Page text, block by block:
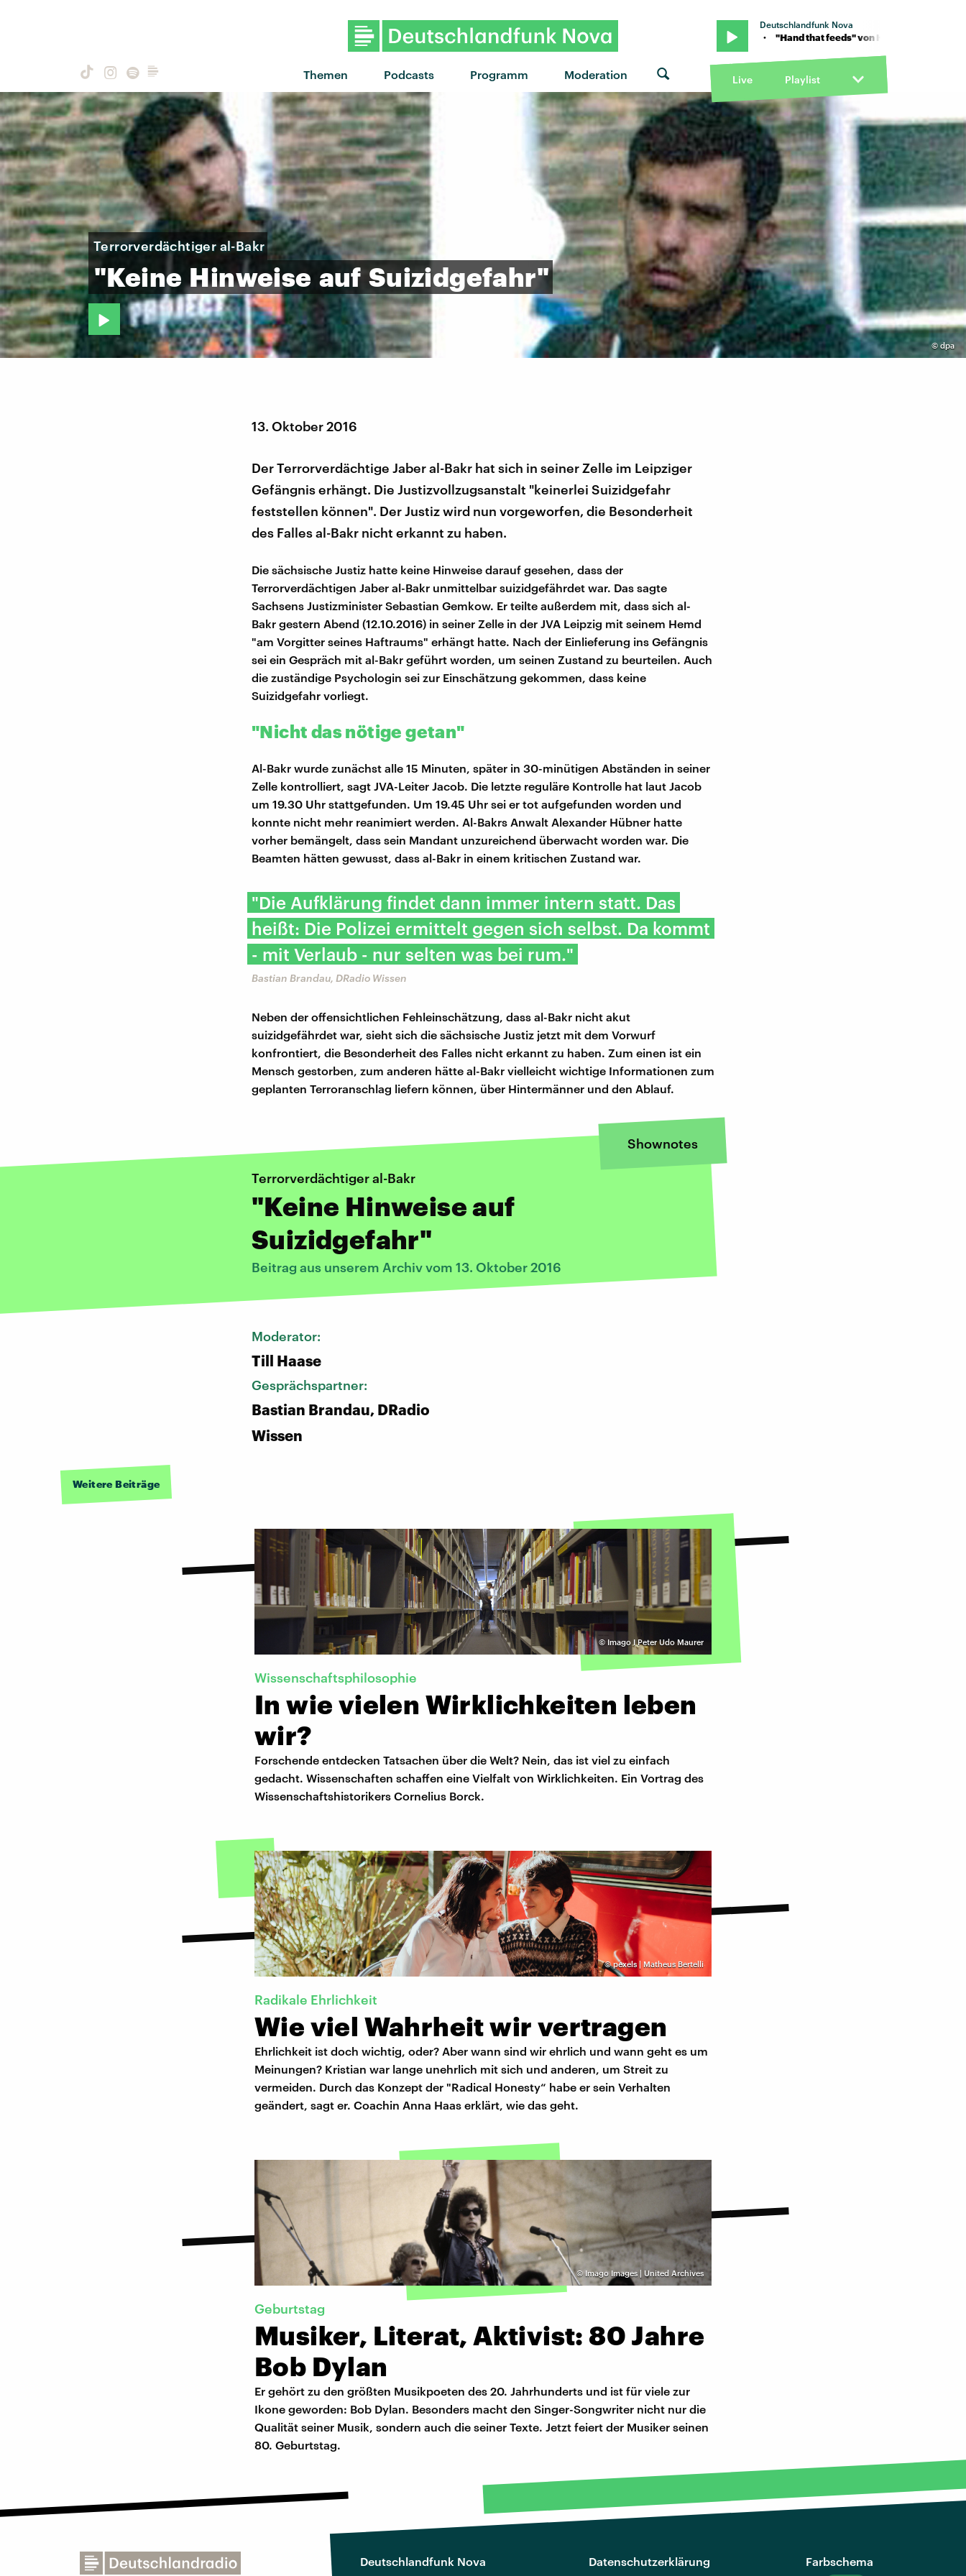
Themen Podcasts Programm Moderation
Deutschlandfunk Nova
"Hand that feeds" von Halsey x Amy Lee · "Hand that feeds" von Halsey x Amy Lee · "Hand that
Live Playlist
© dpa
Terrorverdächtiger al-Bakr
"Keine Hinweise auf Suizidgefahr"
13. Oktober 2016
Der Terrorverdächtige Jaber al-Bakr hat sich in seiner Zelle im Leipziger
Gefängnis erhängt. Die Justizvollzugsanstalt "keinerlei Suizidgefahr
feststellen können". Der Justiz wird nun vorgeworfen, die Besonderheit
des Falles al-Bakr nicht erkannt zu haben.
Die sächsische Justiz hatte keine Hinweise darauf gesehen, dass der
Terrorverdächtigen Jaber al-Bakr unmittelbar suizidgefährdet war. Das sagte
Sachsens Justizminister Sebastian Gemkow. Er teilte außerdem mit, dass sich al-
Bakr gestern Abend (12.10.2016) in seiner Zelle in der JVA Leipzig mit seinem Hemd
"am Vorgitter seines Haftraums" erhängt hatte. Nach der Einlieferung ins Gefängnis
sei ein Gespräch mit al-Bakr geführt worden, um seinen Zustand zu beurteilen. Auch
die zuständige Psychologin sei zur Einschätzung gekommen, dass keine
Suizidgefahr vorliegt.
"Nicht das nötige getan"
Al-Bakr wurde zunächst alle 15 Minuten, später in 30-minütigen Abständen in seiner
Zelle kontrolliert, sagt JVA-Leiter Jacob. Die letzte reguläre Kontrolle hat laut Jacob
um 19.30 Uhr stattgefunden. Um 19.45 Uhr sei er tot aufgefunden worden und
konnte nicht mehr reanimiert werden. Al-Bakrs Anwalt Alexander Hübner hatte
vorher bemängelt, dass sein Mandant unzureichend überwacht worden war. Die
Beamten hätten gewusst, dass al-Bakr in einem kritischen Zustand war.
"Die Aufklärung findet dann immer intern statt. Das
heißt: Die Polizei ermittelt gegen sich selbst. Da kommt
- mit Verlaub - nur selten was bei rum."
Bastian Brandau, DRadio Wissen
Neben der offensichtlichen Fehleinschätzung, dass al-Bakr nicht akut
suizidgefährdet war, sieht sich die sächsische Justiz jetzt mit dem Vorwurf
konfrontiert, die Besonderheit des Falles nicht erkannt zu haben. Zum einen ist ein
Mensch gestorben, zum anderen hätte al-Bakr vielleicht wichtige Informationen zum
geplanten Terroranschlag liefern können, über Hintermänner und den Ablauf.
Shownotes
Terrorverdächtiger al-Bakr
"Keine Hinweise auf
Suizidgefahr"
Beitrag aus unserem Archiv vom 13. Oktober 2016
Moderator:
Till Haase
Gesprächspartner:
Bastian Brandau, DRadio
Wissen
Weitere Beiträge
© Imago I Peter Udo Maurer
Wissenschaftsphilosophie
In wie vielen Wirklichkeiten leben
wir?
Forschende entdecken Tatsachen über die Welt? Nein, das ist viel zu einfach
gedacht. Wissenschaften schaffen eine Vielfalt von Wirklichkeiten. Ein Vortrag des
Wissenschaftshistorikers Cornelius Borck.
©pexels | Matheus Bertelli
Radikale Ehrlichkeit
Wie viel Wahrheit wir vertragen
Ehrlichkeit ist doch wichtig, oder? Aber wann sind wir ehrlich und wann geht es um
Meinungen? Kristian war lange unehrlich mit sich und anderen, um Streit zu
vermeiden. Durch das Konzept der "Radical Honesty“ habe er sein Verhalten
geändert, sagt er. Coachin Anna Haas erklärt, wie das geht.
© Imago Images | United Archives
Geburtstag
Musiker, Literat, Aktivist: 80 Jahre
Bob Dylan
Er gehört zu den größten Musikpoeten des 20. Jahrhunderts und ist für viele zur
Ikone geworden: Bob Dylan. Besonders macht den Singer-Songwriter nicht nur die
Qualität seiner Musik, sondern auch die seiner Texte. Jetzt feiert der Musiker seinen
80. Geburtstag.
Deutschlandfunk Nova Datenschutzerklärung Farbschema